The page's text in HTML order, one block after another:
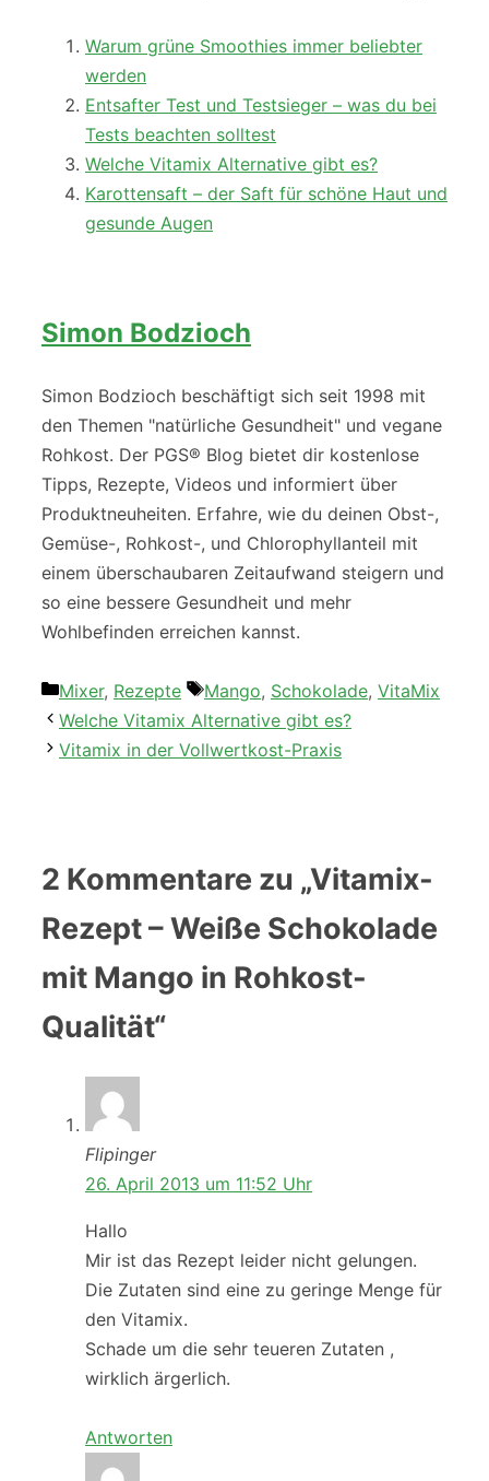
Warum grüne Smoothies immer beliebter
werden
Entsafter Test und Testsieger – was du bei
Tests beachten solltest
Welche Vitamix Alternative gibt es?
Karottensaft – der Saft für schöne Haut und
gesunde Augen
Simon Bodzioch
Simon Bodzioch beschäftigt sich seit 1998 mit
den Themen "natürliche Gesundheit" und vegane
Rohkost. Der PGS® Blog bietet dir kostenlose
Tipps, Rezepte, Videos und informiert über
Produktneuheiten. Erfahre, wie du deinen Obst-,
Gemüse-, Rohkost-, und Chlorophyllanteil mit
einem überschaubaren Zeitaufwand steigern und
so eine bessere Gesundheit und mehr
Wohlbefinden erreichen kannst.
Kategorien
Mixer, Rezepte Schlagwörter
Mango, Schokolade, VitaMix
Welche Vitamix Alternative gibt es?
Vitamix in der Vollwertkost-Praxis
2 Kommentare zu „Vitamix-
Rezept – Weiße Schokolade
mit Mango in Rohkost-
Qualität“
Flipinger
26. April 2013 um 11:52 Uhr
Hallo
Mir ist das Rezept leider nicht gelungen.
Die Zutaten sind eine zu geringe Menge für
den Vitamix.
Schade um die sehr teueren Zutaten ,
wirklich ärgerlich.
Antworten